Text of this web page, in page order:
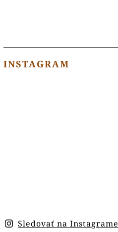
INSTAGRAM
Sledovať na Instagrame